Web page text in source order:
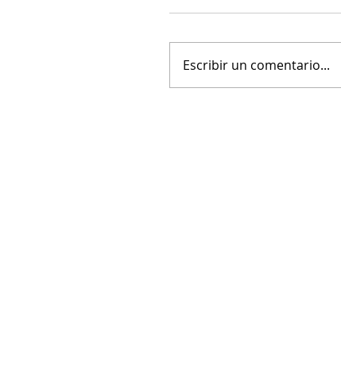
Escribir un comentario...